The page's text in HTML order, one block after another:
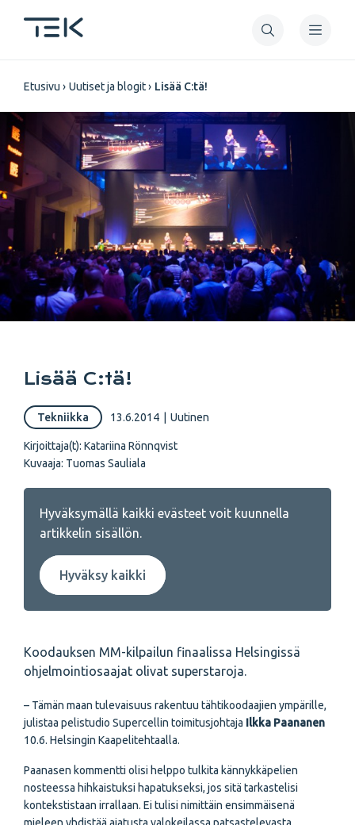
pääsisältöön
Murupolku
Etusivu Uutiset ja blogit Lisää C:tä!
Lisää C:tä!
Tekniikka 13.6.2014 Uutinen
Kirjoittaja(t): Katariina Rönnqvist
Kuvaaja: Tuomas Sauliala
Hyväksymällä kaikki evästeet voit kuunnella
artikkelin sisällön.
Hyväksy kaikki
Koodauksen MM-kilpailun finaalissa Helsingissä
ohjelmointiosaajat olivat superstaroja.
– Tämän maan tulevaisuus rakentuu tähtikoodaajien ympärille,
julistaa pelistudio Supercellin toimitusjohtaja Ilkka Paananen
10.6. Helsingin Kaapelitehtaalla.
Paanasen kommentti olisi helppo tulkita kännykkäpelien
nosteessa hihkaistuksi hapatukseksi, jos sitä tarkastelisi
kontekstistaan irrallaan. Ei tulisi nimittäin ensimmäisenä